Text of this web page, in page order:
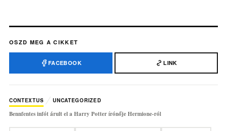
OSZD MEG A CIKKET
FACEBOOK LINK
CONTEXTUS UNCATEGORIZED
Bennfentes infót árult el a Harry Potter írónője Hermione-ról